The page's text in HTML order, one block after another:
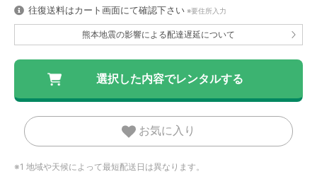
往復送料はカート画面にて確認下さい ※要住所入力
熊本地震の影響による配達遅延について
お気に入り
※1 地域や天候によって最短配送日は異なります。